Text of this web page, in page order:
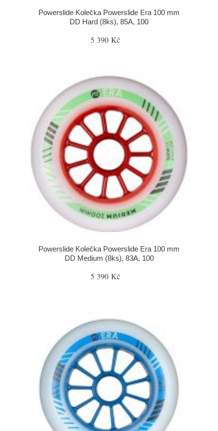
Powerslide Kolečka Powerslide Era 100 mm
DD Hard (8ks), 85A, 100
5 390 Kč
Powerslide Kolečka Powerslide Era 100 mm
DD Medium (8ks), 83A, 100
5 390 Kč